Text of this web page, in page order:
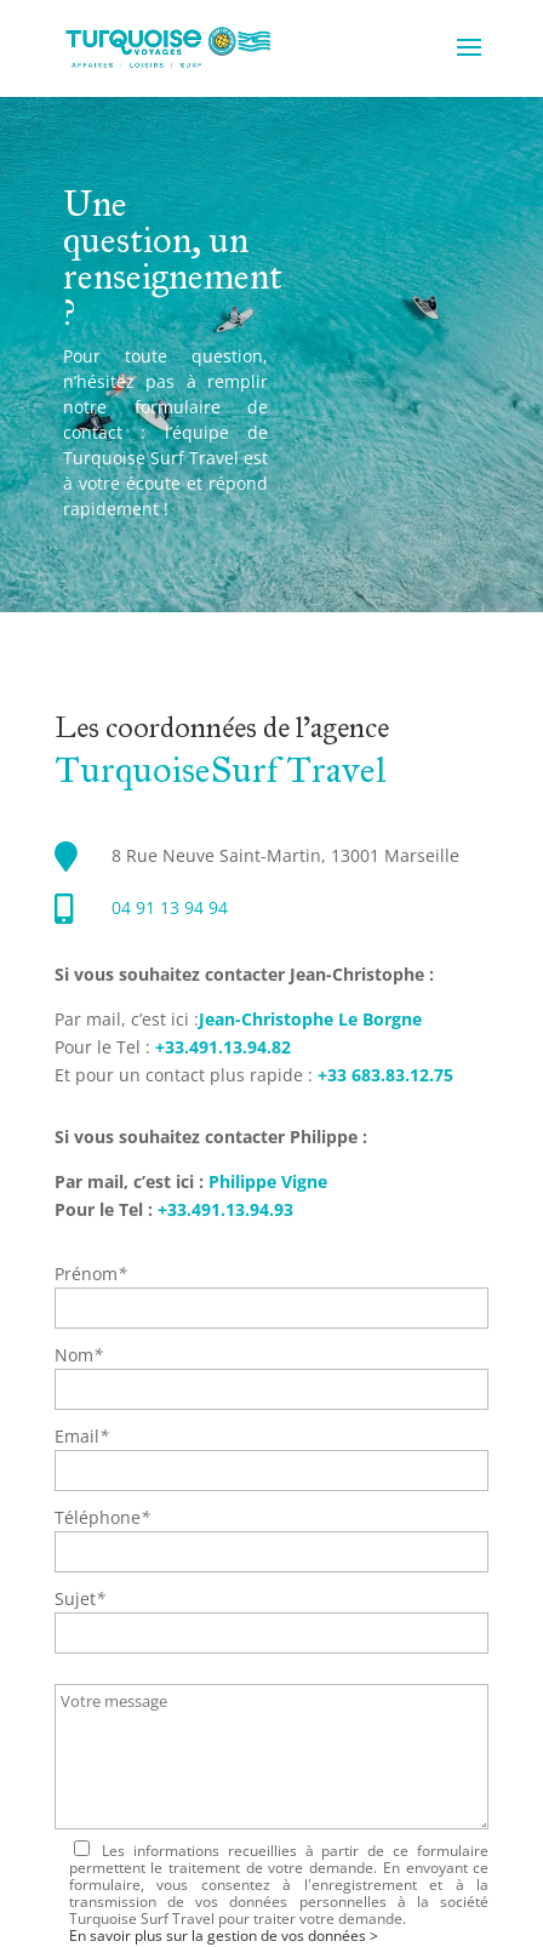
Une
question, un
renseignement
?
Pour toute question,
n’hésitez pas à remplir
notre formulaire de
contact : l’équipe de
Turquoise Surf Travel est
à votre écoute et répond
rapidement !
Les coordonnées de l'agence
TurquoiseSurf Travel
 8 Rue Neuve Saint-Martin, 13001 Marseille
04 91 13 94 94
Si vous souhaitez contacter Jean-Christophe :
Par mail, c’est ici :Jean-Christophe Le Borgne
Pour le Tel : +33.491.13.94.82
Et pour un contact plus rapide : +33 683.83.12.75
Si vous souhaitez contacter Philippe :
Par mail, c’est ici : Philippe Vigne
Pour le Tel : +33.491.13.94.93
Prénom*
Nom*
Email*
Téléphone*
Sujet*
Les informations recueillies à partir de ce formulaire
permettent le traitement de votre demande. En envoyant ce
formulaire, vous consentez à l'enregistrement et à la
transmission de vos données personnelles à la société
Turquoise Surf Travel pour traiter votre demande.
En savoir plus sur la gestion de vos données >